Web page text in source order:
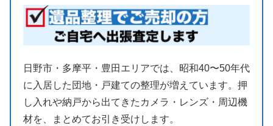
日野市・多摩平・豊田エリアでは、昭和40〜50年代
に入居した団地・戸建ての整理が増えています。押
し入れや納戸から出てきたカメラ・レンズ・周辺機
材を、まとめてお引き受けします。